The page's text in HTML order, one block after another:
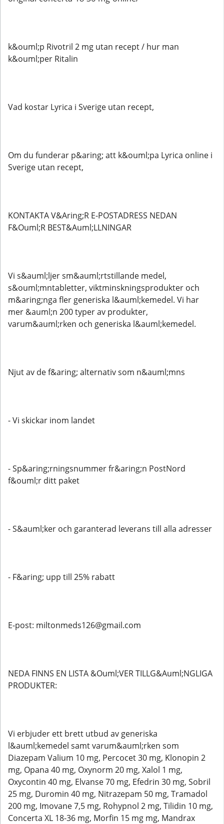
k&ouml;p Rivotril 2 mg utan recept / hur man
k&ouml;per Ritalin
Vad kostar Lyrica i Sverige utan recept,
Om du funderar p&aring; att k&ouml;pa Lyrica online i
Sverige utan recept,
KONTAKTA V&Aring;R E-POSTADRESS NEDAN
F&Ouml;R BEST&Auml;LLNINGAR
Vi s&auml;ljer sm&auml;rtstillande medel,
s&ouml;mntabletter, viktminskningsprodukter och
m&aring;nga fler generiska l&auml;kemedel. Vi har
mer &auml;n 200 typer av produkter,
varum&auml;rken och generiska l&auml;kemedel.
Njut av de f&aring; alternativ som n&auml;mns
- Vi skickar inom landet
- Sp&aring;rningsnummer fr&aring;n PostNord
f&ouml;r ditt paket
- S&auml;ker och garanterad leverans till alla adresser
- F&aring; upp till 25% rabatt
E-post: miltonmeds126@gmail.com
NEDA FINNS EN LISTA &Ouml;VER TILLG&Auml;NGLIGA
PRODUKTER:
Vi erbjuder ett brett utbud av generiska
l&auml;kemedel samt varum&auml;rken som
Diazepam Valium 10 mg, Percocet 30 mg, Klonopin 2
mg, Opana 40 mg, Oxynorm 20 mg, Xalol 1 mg,
Oxycontin 40 mg, Elvanse 70 mg, Efedrin 30 mg, Sobril
25 mg, Duromin 40 mg, Nitrazepam 50 mg, Tramadol
200 mg, Imovane 7,5 mg, Rohypnol 2 mg, Tilidin 10 mg,
Concerta XL 18-36 mg, Morfin 15 mg mg, Mandrax